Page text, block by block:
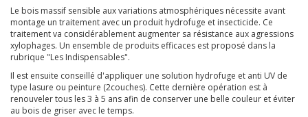
Le bois massif sensible aux variations atmosphériques nécessite avant
montage un traitement avec un produit hydrofuge et insecticide. Ce
traitement va considérablement augmenter sa résistance aux agressions
xylophages. Un ensemble de produits efficaces est proposé dans la
rubrique "Les Indispensables".
Il est ensuite conseillé d'appliquer une solution hydrofuge et anti UV de
type lasure ou peinture (2couches). Cette dernière opération est à
renouveler tous les 3 à 5 ans afin de conserver une belle couleur et éviter
au bois de griser avec le temps.